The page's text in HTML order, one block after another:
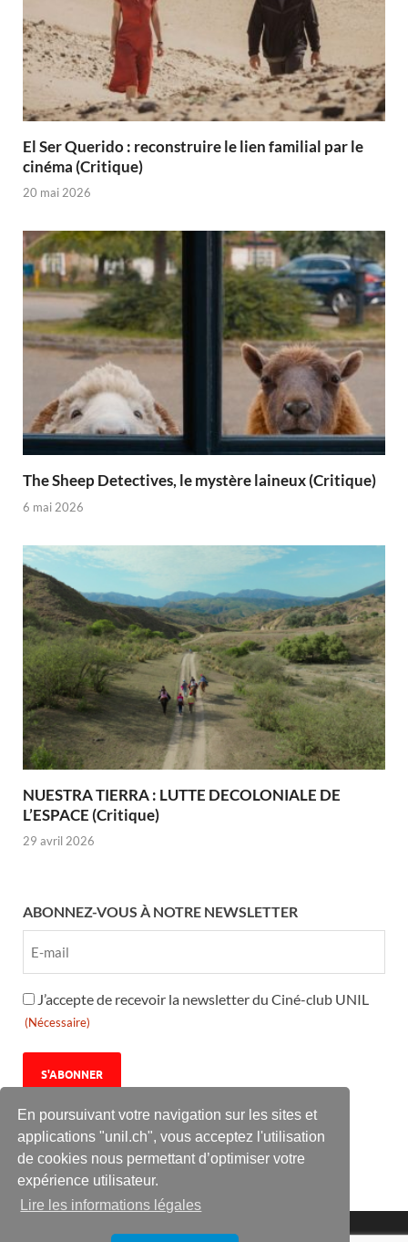
En poursuivant votre navigation sur les sites et
applications "unil.ch", vous acceptez l'utilisation
de cookies nous permettant d’optimiser votre
expérience utilisateur.
Lire les informations légales
El Ser Querido : reconstruire le lien familial par le
cinéma (Critique)
20 mai 2026
The Sheep Detectives, le mystère laineux (Critique)
6 mai 2026
NUESTRA TIERRA : LUTTE DECOLONIALE DE
L’ESPACE (Critique)
29 avril 2026
ABONNEZ-VOUS À NOTRE NEWSLETTER
RGPD
(Nécessaire)
J’accepte de recevoir la newsletter du Ciné-club UNIL
(Nécessaire)
Le Ciné-club UNIL est une association culturelle à but non